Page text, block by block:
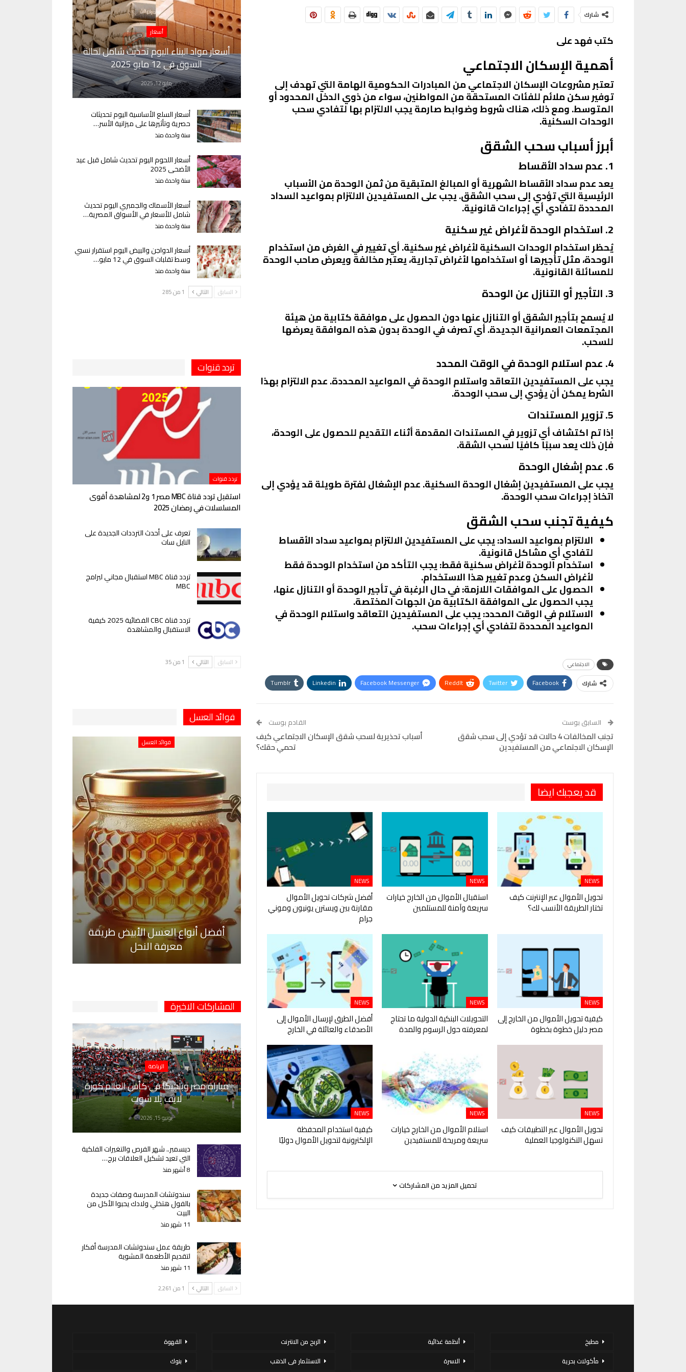
شارك
كتب فهد على
أهمية الإسكان الاجتماعي
تعتبر مشروعات الإسكان الاجتماعي من المبادرات الحكومية الهامة التي تهدف إلى
توفير سكن ملائم للفئات المستحقة من المواطنين، سواء من ذوي الدخل المحدود أو
المتوسط. ومع ذلك، هناك شروط وضوابط صارمة يجب الالتزام بها لتفادي سحب
الوحدات السكنية.
أبرز أسباب سحب الشقق
1. عدم سداد الأقساط
يعد عدم سداد الأقساط الشهرية أو المبالغ المتبقية من ثمن الوحدة من الأسباب
الرئيسية التي تؤدي إلى سحب الشقق. يجب على المستفيدين الالتزام بمواعيد السداد
المحددة لتفادي أي إجراءات قانونية.
2. استخدام الوحدة لأغراض غير سكنية
يُحظر استخدام الوحدات السكنية لأغراض غير سكنية. أي تغيير في الغرض من استخدام
الوحدة، مثل تأجيرها أو استخدامها لأغراض تجارية، يعتبر مخالفة ويعرض صاحب الوحدة
للمسائلة القانونية.
3. التأجير أو التنازل عن الوحدة
لا يُسمح بتأجير الشقق أو التنازل عنها دون الحصول على موافقة كتابية من هيئة
المجتمعات العمرانية الجديدة. أي تصرف في الوحدة بدون هذه الموافقة يعرضها
للسحب.
4. عدم استلام الوحدة في الوقت المحدد
يجب على المستفيدين التعاقد واستلام الوحدة في المواعيد المحددة. عدم الالتزام بهذا
الشرط يمكن أن يؤدي إلى سحب الوحدة.
5. تزوير المستندات
إذا تم اكتشاف أي تزوير في المستندات المقدمة أثناء التقديم للحصول على الوحدة،
فإن ذلك يعد سببًا كافيًا لسحب الشقة.
6. عدم إشغال الوحدة
يجب على المستفيدين إشغال الوحدة السكنية. عدم الإشغال لفترة طويلة قد يؤدي إلى
اتخاذ إجراءات سحب الوحدة.
كيفية تجنب سحب الشقق
الالتزام بمواعيد السداد: يجب على المستفيدين الالتزام بمواعيد سداد الأقساط
لتفادي أي مشاكل قانونية.
استخدام الوحدة لأغراض سكنية فقط: يجب التأكد من استخدام الوحدة فقط
لأغراض السكن وعدم تغيير هذا الاستخدام.
الحصول على الموافقات اللازمة: في حال الرغبة في تأجير الوحدة أو التنازل عنها،
يجب الحصول على الموافقة الكتابية من الجهات المختصة.
الاستلام في الوقت المحدد: يجب على المستفيدين التعاقد واستلام الوحدة في
المواعيد المحددة لتفادي أي إجراءات سحب.
الاجتماعي
شارك Facebook
Twitter
ReddIt
Facebook Messenger
Linkedin
Tumblr
OK.ru
السابق بوست
تجنب المخالفات 4 حالات قد تؤدي إلى سحب شقق
الإسكان الاجتماعي من المستفيدين
القادم بوست
أسباب تحذيرية لسحب شقق الإسكان الاجتماعي كيف
تحمي حقك؟
قد يعجبك ايضا
NEWS
تحويل الأموال عبر الإنترنت كيف
تختار الطريقة الأنسب لك؟
NEWS
استقبال الأموال من الخارج خيارات
سريعة وآمنة للمستلمين
NEWS
أفضل شركات تحويل الأموال
مقارنة بين ويسترن يونيون وموني
جرام
NEWS
كيفية تحويل الأموال من الخارج إلى
مصر دليل خطوة بخطوة
NEWS
التحويلات البنكية الدولية ما تحتاج
لمعرفته حول الرسوم والمدة
NEWS
أفضل الطرق لإرسال الأموال إلى
الأصدقاء والعائلة في الخارج
NEWS
تحويل الأموال عبر التطبيقات كيف
تسهل التكنولوجيا العملية
NEWS
استلام الأموال من الخارج خيارات
سريعة ومريحة للمستفيدين
NEWS
كيفية استخدام المحفظة
الإلكترونية لتحويل الأموال دوليًا
تحميل المزيد من المشاركات
أسعار
أسعار مواد البناء اليوم تحديث شامل لحالة
السوق في 12 مايو 2025
مايو 12, 2025
أسعار السلع الأساسية اليوم تحديثات
حصرية وتأثيرها على ميزانية الأسر…
سنة واحدة منذ
أسعار اللحوم اليوم تحديث شامل قبل عيد
الأضحى 2025
سنة واحدة منذ
أسعار الأسماك والجمبري اليوم تحديث
شامل للأسعار في الأسواق المصرية…
سنة واحدة منذ
أسعار الدواجن والبيض اليوم استقرار نسبي
وسط تقلبات السوق في 12 مايو…
سنة واحدة منذ
السابق التالي 1 من 285
تردد قنوات
تردد قنوات
استقبل تردد قناة MBC مصر 1 و2 لمشاهدة أقوى
المسلسلات في رمضان 2025
تعرف على أحدث الترددات الجديدة على
النايل سات
تردد قناة MBC استقبال مجاني لبرامج
MBC
تردد قناة CBC الفضائية 2025 كيفية
الاستقبال والمشاهدة
السابق التالي 1 من 35
فوائد العسل
فوائد العسل
أفضل أنواع العسل الأبيض طريقة
معرفة النحل
المشاركات الاخيرة
الرياضة
مباراة مصر وبلجيكا في كأس العالم كورة
لايف يلا شوت
يونيو 15, 2026
ديسمبر.. شهر الفرص والتغيرات الفلكية
التي تعيد تشكيل العلاقات برج…
8 أشهر منذ
سندوتشات المدرسة وصفات جديدة
بالفول هتخلي ولادك يحبوا الأكل من
البيت
11 شهر منذ
طريقة عمل سندوتشات المدرسة أفكار
لتقديم الأطعمة المشوية
11 شهر منذ
السابق التالي 1 من 2٬261
مطبخ
مأكولات بحرية
أنظمة غذائية
الاسرة
الربح من الانترنت
الاستثمار فى الذهب
القهوة
بنوك